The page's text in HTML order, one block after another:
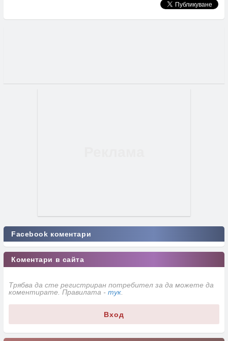
Facebook коментари
Коментари в сайта
Трябва да сте регистриран потребител за да можете да
коментирате. Правилата - тук
Вход